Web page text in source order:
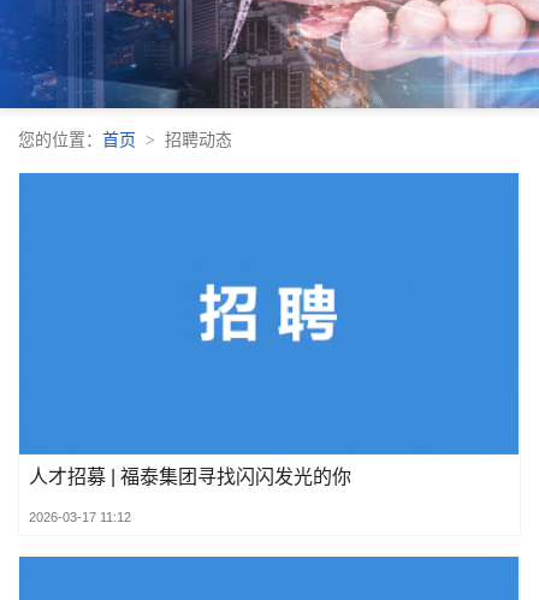
您的位置： 首页 招聘动态
人才招募 | 福泰集团寻找闪闪发光的你
2026-03-17 11:12